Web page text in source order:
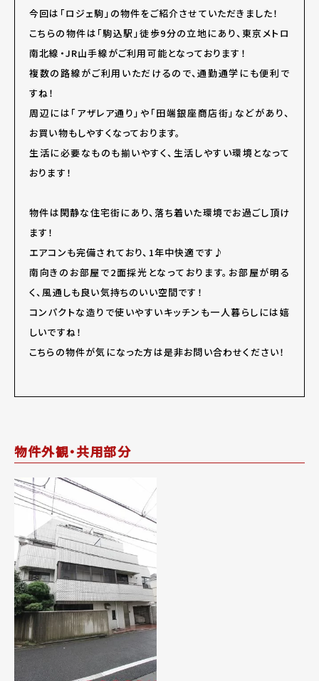
今回は「ロジェ駒」の物件をご紹介させていただきました！
こちらの物件は「駒込駅」徒歩9分の立地にあり、東京メトロ
南北線・JR山手線がご利用可能となっております！
複数の路線がご利用いただけるので、通勤通学にも便利で
すね！
周辺には「アザレア通り」や「田端銀座商店街」などがあり、
お買い物もしやすくなっております。
生活に必要なものも揃いやすく、生活しやすい環境となって
おります！
物件は閑静な住宅街にあり、落ち着いた環境でお過ごし頂け
ます！
エアコンも完備されており、1年中快適です♪
南向きのお部屋で2面採光となっております。お部屋が明る
く、風通しも良い気持ちのいい空間です！
コンパクトな造りで使いやすいキッチンも一人暮らしには嬉
しいですね！
こちらの物件が気になった方は是非お問い合わせください！
物件外観・共用部分